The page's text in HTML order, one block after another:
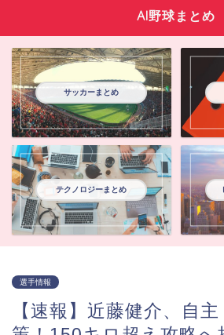
AI野球まとめ
サッカーまとめ
テクノロジーまとめ
選手情報
【速報】近藤健介、自